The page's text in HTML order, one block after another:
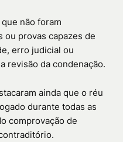
não foram
ou provas capazes de
erro judicial ou
revisão da condenação.
ainda que o réu
durante todas as
comprovação de